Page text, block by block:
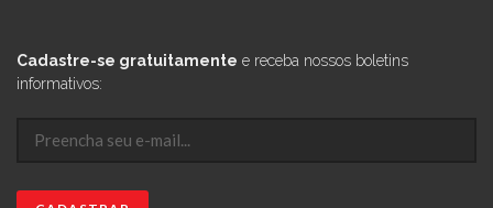
Cadastre-se gratuitamente e receba nossos boletins
informativos: